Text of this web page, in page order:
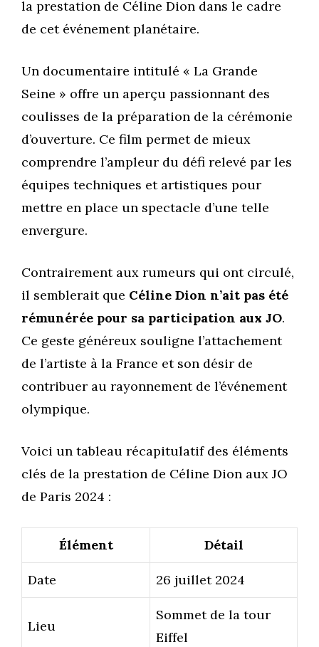
la prestation de Céline Dion dans le cadre
de cet événement planétaire.
Un documentaire intitulé « La Grande
Seine » offre un aperçu passionnant des
coulisses de la préparation de la cérémonie
d’ouverture. Ce film permet de mieux
comprendre l’ampleur du défi relevé par les
équipes techniques et artistiques pour
mettre en place un spectacle d’une telle
envergure.
Contrairement aux rumeurs qui ont circulé,
il semblerait que Céline Dion n’ait pas été
rémunérée pour sa participation aux JO.
Ce geste généreux souligne l’attachement
de l’artiste à la France et son désir de
contribuer au rayonnement de l’événement
olympique.
Voici un tableau récapitulatif des éléments
clés de la prestation de Céline Dion aux JO
de Paris 2024 :
Élément Détail
Date 26 juillet 2024
Lieu
Sommet de la tour
Eiffel